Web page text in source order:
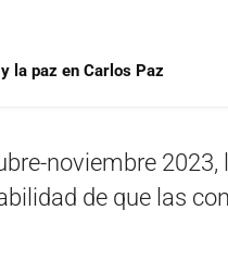
la paz en Carlos Paz
noviembre 2023,
de que las